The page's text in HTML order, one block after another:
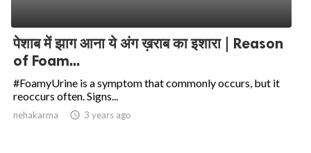
पेशाब में झाग आना ये अंग ख़राब का इशारा | Reason
of Foam...
#FoamyUrine is a symptom that commonly occurs, but it
reoccurs often. Signs...
nehakarma access_time 3 years ago